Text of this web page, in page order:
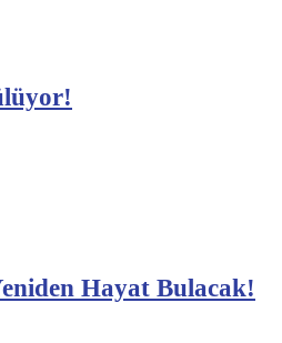
Hayat Bulacak!